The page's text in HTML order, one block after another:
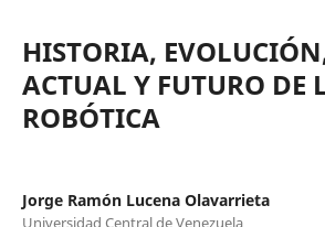
HISTORIA,
ACTUAL Y FUTURO DE
ROBÓTICA
Jorge Ramón Lucena Olavarrieta
Universidad Central de Venezuela